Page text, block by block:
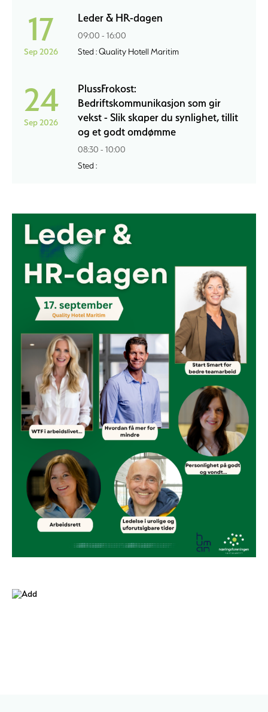
17
Sep 2026
Leder & HR-dagen
09:00 - 16:00
Sted : Quality Hotell Maritim
24
Sep 2026
PlussFrokost:
Bedriftskommunikasjon som gir
vekst - Slik skaper du synlighet, tillit
og et godt omdømme
08:30 - 10:00
Sted :